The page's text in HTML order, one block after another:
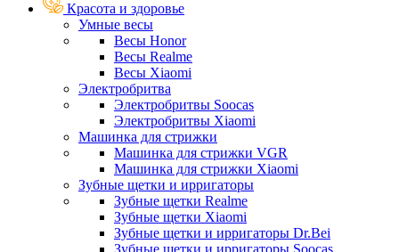
Красота и здоровье
Умные весы
Весы Honor
Весы Realme
Весы Xiaomi
Электробритва
Электробритвы Soocas
Электробритвы Xiaomi
Машинка для стрижки
Машинка для стрижки VGR
Машинка для стрижки Xiaomi
Зубные щетки и ирригаторы
Зубные щетки Realme
Зубные щетки Xiaomi
Зубные щетки и ирригаторы Dr.Bei
Зубные щетки и ирригаторы Soocas